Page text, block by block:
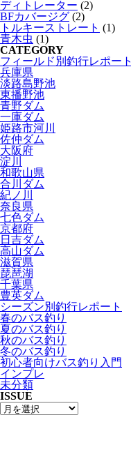
ディトレーター (2)
BFカバージグ (2)
トルキーストレート (1)
青木虫 (1)
CATEGORY
フィールド別釣行レポート
兵庫県
淡路島野池
東播野池
青野ダム
一庫ダム
姫路市河川
佐仲ダム
大阪府
淀川
和歌山県
合川ダム
紀ノ川
奈良県
七色ダム
京都府
日吉ダム
高山ダム
滋賀県
琵琶湖
千葉県
豊英ダム
シーズン別釣行レポート
春のバス釣り
夏のバス釣り
秋のバス釣り
冬のバス釣り
初心者向けバス釣り入門
インプレ
未分類
ISSUE